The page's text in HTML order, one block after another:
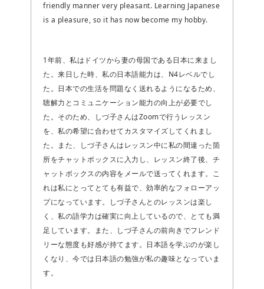
friendly manner very pleasant. Learning Japanese
is a pleasure, so it has now become my hobby.
1年前、私はドイツから妻の母国である日本に来まし
た。来日した時、私の日本語能力は、N4レベルでし
た。日本での生活を問題なく送れるようになるため、
聴解力とコミュニケーション能力の向上が必要でし
た。そのため、しづ子さんはZoomで行うレッスン
を、私の希望に合わせてカスタマイズしてくれまし
た。また、しづ子さんはレッスン中に私の間違った箇
所をチャットボックスに入力し、レッスン終了後、チ
ャットボックスの内容をメールで送ってくれます。こ
れは私にとってとても有益で、効率的なフォローアッ
プになっています。しづ子さんとのレッスンは楽し
く、私の語学力は確実に向上しているので、とても満
足しています。また、しづ子さんの前向きでフレンド
リーな態度も好感が持てます。日本語を学ぶのが楽し
くなり、今では日本語の勉強が私の趣味となっていま
す。